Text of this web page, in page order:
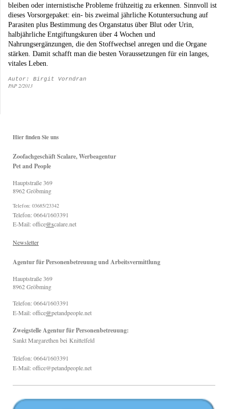
bleiben oder internistische Probleme frühzeitig zu erkennen. Sinnvoll ist
dieses Vorsorgepaket: ein- bis zweimal jährliche Kotuntersuchung auf
Parasiten plus Bestimmung des Organstatus über Blut oder Urin,
halbjährliche Entgiftungskuren über 4 Wochen und
Nahrungsergänzungen, die den Stoffwechsel anregen und die Organe
stärken. Damit schafft man die besten Voraussetzungen für ein langes,
vitales Leben.
Autor: Birgit Vorndran
PAP 2/2013
Hier finden Sie uns
Zoofachgeschäft Scalare, Werbeagentur
Pet and People
Hauptstraße369
8962Gröbming
Telefon: 03685/23342
Telefon: 0664/1603391
E-Mail: office@scalare.net
Newsletter
Agentur für Personenbetreuung und Arbeitsvermittlung
Hauptstraße369
8962Gröbming
Telefon: 0664/1603391
E-Mail: office@petandpeople.net
Zweigstelle Agentur für Personenbetreuung:
Sankt Margarethen bei Knittelfeld
Telefon: 0664/1603391
E-Mail: office@petandpeople.net